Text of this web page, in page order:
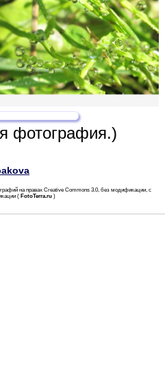
фотография.)
на правах Creative Commons 3.0, без модификации, с
( FotoTerra.ru )